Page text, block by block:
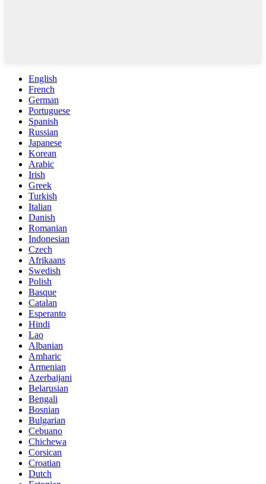
English
French
German
Portuguese
Spanish
Russian
Japanese
Korean
Arabic
Irish
Greek
Turkish
Italian
Danish
Romanian
Indonesian
Czech
Afrikaans
Swedish
Polish
Basque
Catalan
Esperanto
Hindi
Lao
Albanian
Amharic
Armenian
Azerbaijani
Belarusian
Bengali
Bosnian
Bulgarian
Cebuano
Chichewa
Corsican
Croatian
Dutch